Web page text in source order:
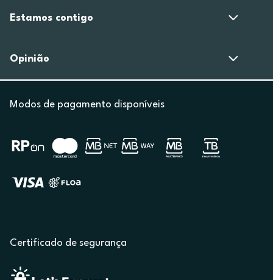
Estamos contigo
Opinião
Modos de pagamento disponíveis
Certificado de segurança